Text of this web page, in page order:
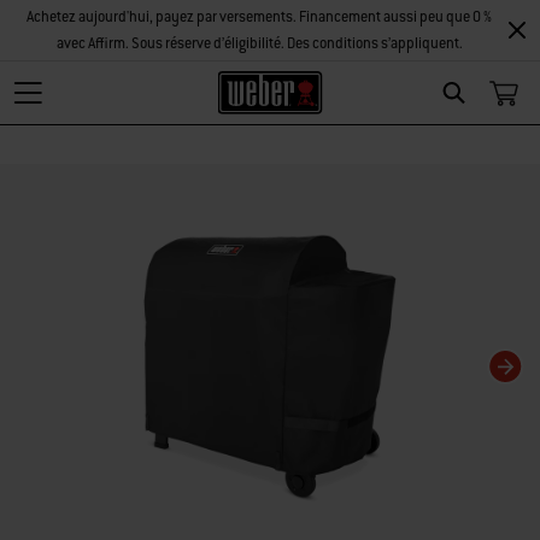
Search
Achetez aujourd'hui, payez par versements. Financement aussi peu que 0 %
avec Affirm. Sous réserve d’éligibilité. Des conditions s’appliquent.